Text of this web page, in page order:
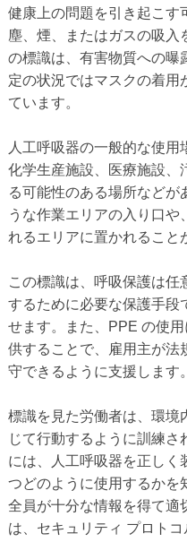
健康上の問題を引き起こす
塵、煙、またはガスの吸入
の標識は、有害物質への曝
定の状況ではマスクの着用
ています。
人工呼吸器の一般的な使用
化学生産施設、医療施設、
る可能性のある場所などが
うな作業エリアの入り口や
れるエリアに置かれること
この標識は、呼吸保護は
するために必要な保護手段
せます。また、PPE の使
供することで、雇用主が法
守できるように支援します。
標識を見た労働者は、環境
じて行動するように訓練
には、人工呼吸器を正しく
つどのように使用するかを
全員が十分な情報を得て適
は、セキュリティ プロト